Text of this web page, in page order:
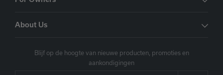
About Us
Blijf op de hoogte van nieuwe producten, promoties en
aankondigingen